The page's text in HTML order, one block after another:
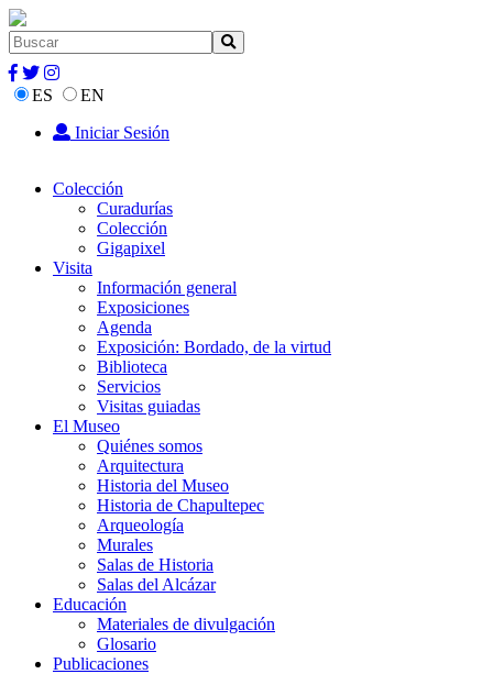
ES
EN
Iniciar Sesión
Colección
Curadurías
Colección
Gigapixel
Visita
Información general
Exposiciones
Agenda
Exposición: Bordado, de la virtud
Biblioteca
Servicios
Visitas guiadas
El Museo
Quiénes somos
Arquitectura
Historia del Museo
Historia de Chapultepec
Arqueología
Murales
Salas de Historia
Salas del Alcázar
Educación
Materiales de divulgación
Glosario
Publicaciones